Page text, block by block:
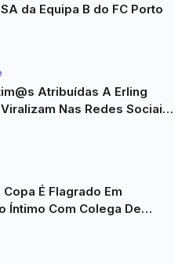
da Equipa B do FC Porto
Atribuídas A Erling
Nas Redes Sociais
Copa É Flagrado Em
Íntimo Com Colega De